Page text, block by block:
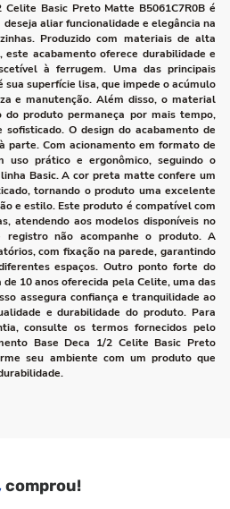
Basic Preto Matte B5061C7R0B é
aliar funcionalidade e elegância na
Produzido com materiais de alta
acabamento oferece durabilidade e
à ferrugem. Uma das principais
superfície lisa, que impede o acúmulo
e manutenção. Além disso, o material
produto permaneça por mais tempo,
O design do acabamento de
parte. Com acionamento em formato de
uso prático e ergonômico, seguindo o
Basic. A cor preta matte confere um
tornando o produto uma excelente
e estilo. Este produto é compatível com
atendendo aos modelos disponíveis no
registro não acompanhe o produto. A
com fixação na parede, garantindo
espaços. Outro ponto forte do
10 anos oferecida pela Celite, uma das
assegura confiança e tranquilidade ao
e durabilidade do produto. Para
consulte os termos fornecidos pelo
Base Deca 1/2 Celite Basic Preto
seu ambiente com um produto que
comprou!